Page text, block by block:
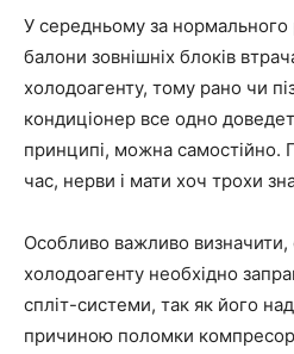
У середньому за
балони зовнішніх блоків
холодоагенту, тому рано чи
кондиціонер все одно
принципі, можна самостійно.
час, нерви і мати хоч трохи
Особливо важливо визначити,
холодоагенту необхідно
спліт-системи, так як його
причиною поломки